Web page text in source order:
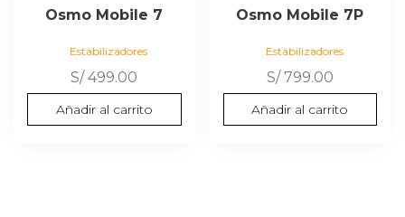
Osmo Mobile 7
Estabilizadores
S/499.00
Añadir al carrito
Osmo Mobile 7P
Estabilizadores
S/799.00
Añadir al carrito